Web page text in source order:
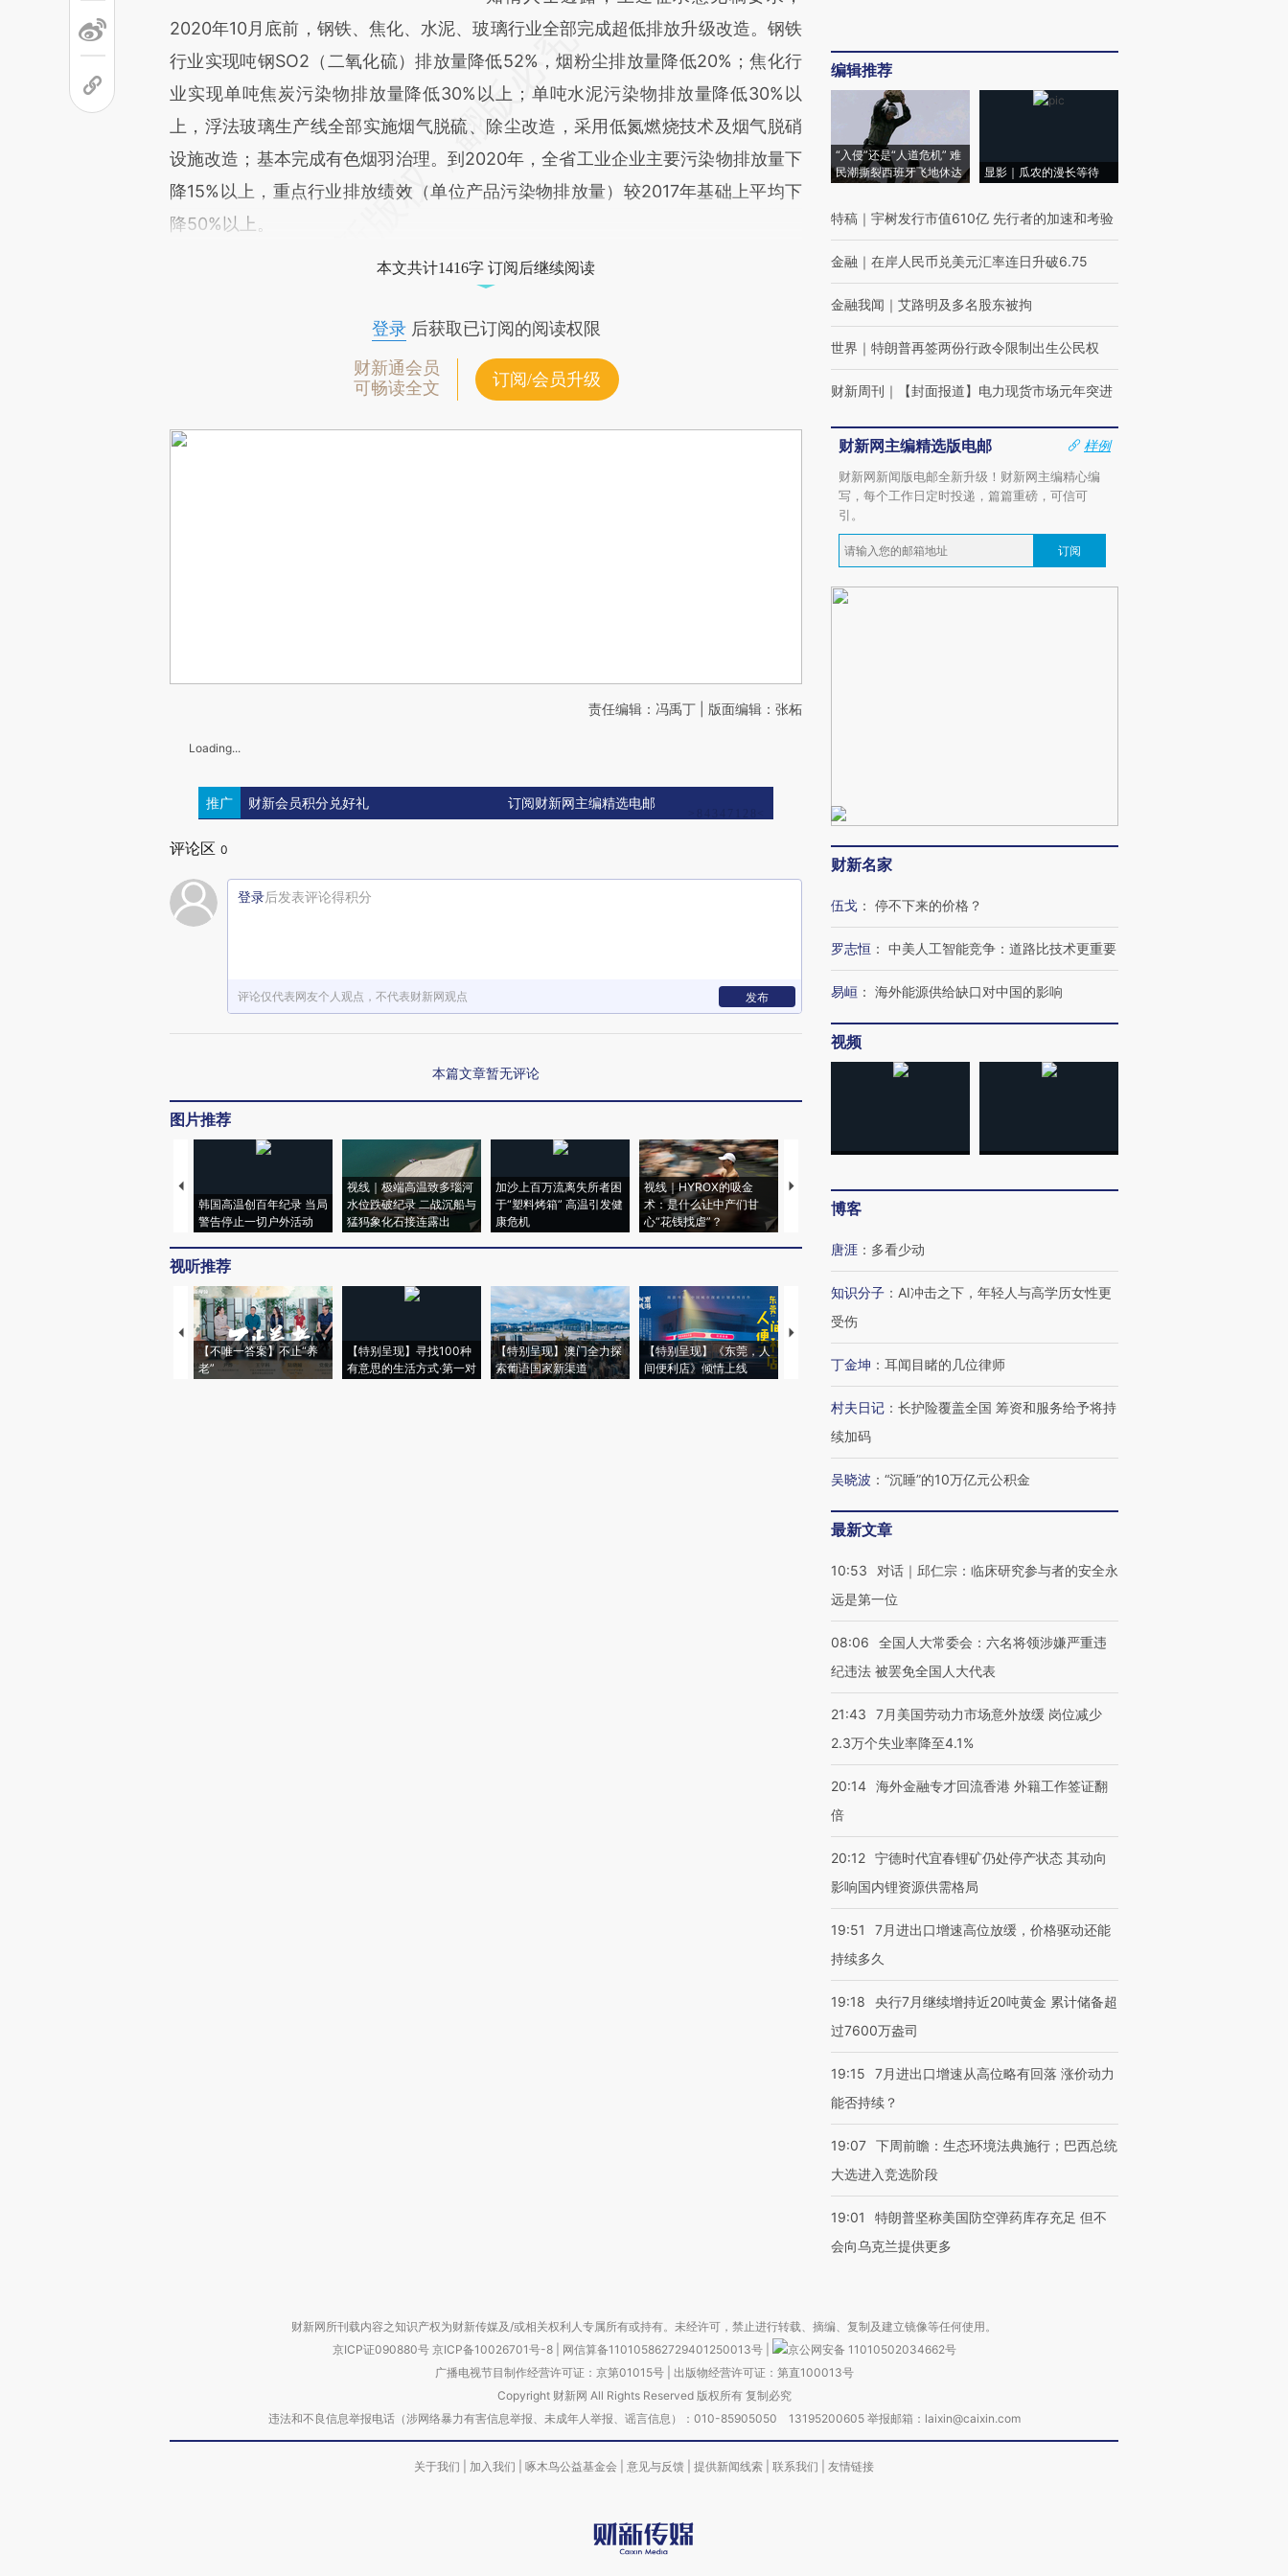
2020年10月底前，钢铁、焦化、水泥、玻璃行业全部完成超低排放升级改造。钢铁
行业实现吨钢SO2（二氧化硫）排放量降低52%，烟粉尘排放量降低20%；焦化行
业实现单吨焦炭污染物排放量降低30%以上；单吨水泥污染物排放量降低30%以
上，浮法玻璃生产线全部实施烟气脱硫、除尘改造，采用低氮燃烧技术及烟气脱硝
设施改造；基本完成有色烟羽治理。到2020年，全省工业企业主要污染物排放量下
降15%以上，重点行业排放绩效（单位产品污染物排放量）较2017年基础上平均下
降50%以上。
本文共计1416字 订阅后继续阅读
登录后获取已订阅的阅读权限
财新通会员
可畅读全文
订阅/会员升级
责任编辑：冯禹丁 | 版面编辑：张柘
Loading...
推广 财新会员积分兑好礼 订阅财新网主编精选电邮
评论区 0
登录后发表评论得积分
评论仅代表网友个人观点，不代表财新网观点 发布
本篇文章暂无评论
图片推荐
韩国高温创百年纪录 当局
警告停止一切户外活动
视线｜极端高温致多瑙河
水位跌破纪录 二战沉船与
猛犸象化石接连露出
加沙上百万流离失所者困
于“塑料烤箱” 高温引发健
康危机
视线｜HYROX的吸金
术：是什么让中产们甘
心“花钱找虐”？
马航飞行员跨国走私7万
粒摇头丸 尿检体内含3种
视线｜被称为“蟑螂”的印
视线｜“入侵”还是“人道危
视听推荐
【不唯一答案】不止“养
老”
【特别呈现】寻找100种
有意思的生活方式·第一对
【特别呈现】澳门全力探
索葡语国家新渠道
【特别呈现】《东莞，人
间便利店》倾情上线
【推广】走进第四届链博
有意思的生活方式·第三对
编辑推荐
“入侵”还是“人道危机” 难
民潮撕裂西班牙飞地休达
显影｜瓜农的漫长等待
特稿 ｜ 宇树发行市值610亿 先行者的加速和考验
金融 ｜ 在岸人民币兑美元汇率连日升破6.75
金融我闻 ｜ 艾路明及多名股东被拘
世界 ｜ 特朗普再签两份行政令限制出生公民权
财新周刊 ｜ 【封面报道】电力现货市场元年突进
财新网主编精选版电邮
样例
财新网新闻版电邮全新升级！财新网主编精心编
写，每个工作日定时投递，篇篇重磅，可信可
引。
订阅
财新名家
伍戈 ： 停不下来的价格？
罗志恒 ： 中美人工智能竞争：道路比技术更重要
易峘 ： 海外能源供给缺口对中国的影响
视频
博客
唐涯 ： 多看少动
知识分子 ： AI冲击之下，年轻人与高学历女性更
受伤
丁金坤 ： 耳闻目睹的几位律师
村夫日记 ： 长护险覆盖全国 筹资和服务给予将持
续加码
吴晓波 ： “沉睡”的10万亿元公积金
最新文章
10:53
对话｜邱仁宗：临床研究参与者的安全永
远是第一位
08:06
全国人大常委会：六名将领涉嫌严重违
纪违法 被罢免全国人大代表
21:43
7月美国劳动力市场意外放缓 岗位减少
2.3万个失业率降至4.1%
20:14 海外金融专才回流香港 外籍工作签证翻
倍
20:12 宁德时代宜春锂矿仍处停产状态 其动向
影响国内锂资源供需格局
19:51
7月进出口增速高位放缓，价格驱动还能
持续多久
19:18
央行7月继续增持近20吨黄金 累计储备超
过7600万盎司
19:15
7月进出口增速从高位略有回落 涨价动力
能否持续？
19:07 下周前瞻：生态环境法典施行；巴西总统
大选进入竞选阶段
19:01
特朗普坚称美国防空弹药库存充足 但不
会向乌克兰提供更多
财新网所刊载内容之知识产权为财新传媒及/或相关权利人专属所有或持有。未经许可，禁止进行转载、摘编、复制及建立镜像等任何使用。
京ICP证090880号 京ICP备10026701号-8 网信算备110105862729401250013号
京公网安备 11010502034662号
广播电视节目制作经营许可证：京第01015号| 出版物经营许可证：第直100013号
Copyright 财新网 All Rights Reserved 版权所有 复制必究
违法和不良信息举报电话（涉网络暴力有害信息举报、未成年人举报、谣言信息）：010-85905050 13195200605 举报邮箱：laixin@caixin.com
关于我们 加入我们 啄木鸟公益基金会 意见与反馈 提供新闻线索 联系我们 友情链接